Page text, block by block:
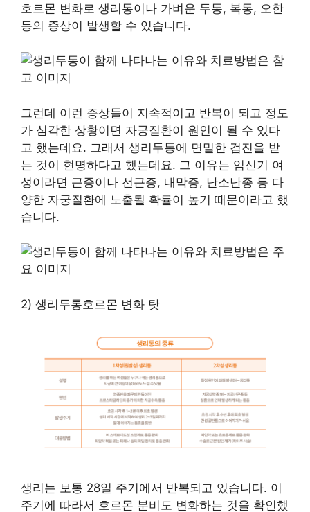
호르몬 변화로 생리통이나 가벼운 두통, 복통, 오한
등의 증상이 발생할 수 있습니다.
그런데 이런 증상들이 지속적이고 반복이 되고 정도
가 심각한 상황이면 자궁질환이 원인이 될 수 있다
고 했는데요. 그래서 생리두통에 면밀한 검진을 받
는 것이 현명하다고 했는데요. 그 이유는 임신기 여
성이라면 근종이나 선근증, 내막증, 난소난종 등 다
양한 자궁질환에 노출될 확률이 높기 때문이라고 했
습니다.
2) 생리두통호르몬 변화 탓
생리는 보통 28일 주기에서 반복되고 있습니다. 이
주기에 따라서 호르몬 분비도 변화하는 것을 확인했